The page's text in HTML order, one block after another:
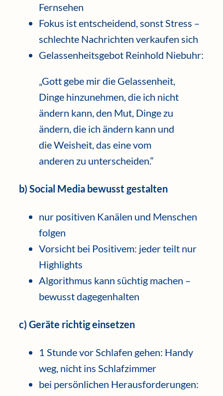
Fernsehen
Fokus ist entscheidend, sonst Stress –
schlechte Nachrichten verkaufen sich
Gelassenheitsgebot Reinhold Niebuhr:
„Gott gebe mir die Gelassenheit,
Dinge hinzunehmen, die ich nicht
ändern kann, den Mut, Dinge zu
ändern, die ich ändern kann und
die Weisheit, das eine vom
anderen zu unterscheiden.“
b) Social Media bewusst gestalten
nur positiven Kanälen und Menschen
folgen
Vorsicht bei Positivem: jeder teilt nur
Highlights
Algorithmus kann süchtig machen –
bewusst dagegenhalten
c) Geräte richtig einsetzen
1 Stunde vor Schlafen gehen: Handy
weg, nicht ins Schlafzimmer
bei persönlichen Herausforderungen: